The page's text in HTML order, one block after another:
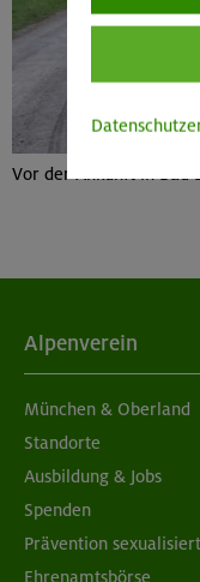
Vor der Ankunft in Bad
Alpenverein
München & Oberland
Standorte
Ausbildung & Jobs
Spenden
Prävention